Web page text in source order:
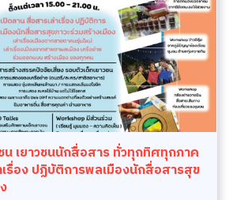
น เยาวชนนักสื่อสาร ทั่วทุกทิศทุกภาค
เรื่อง ปฏิบัติการพลเมืองนักสื่อสารสุข